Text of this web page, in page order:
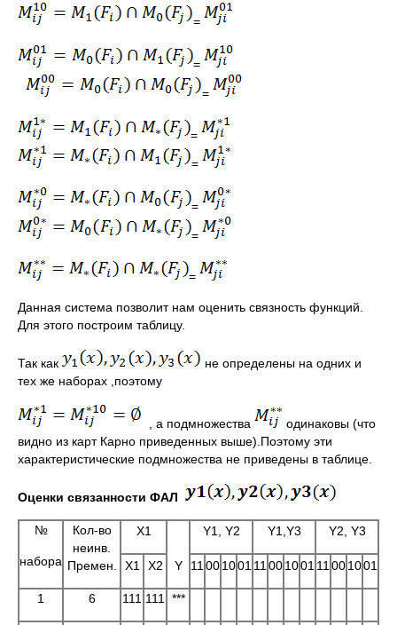
=
=
=
=
=
=
=
=
Данная система позволит нам оценить связность функций.
Для этого построим таблицу.
Так как
не определены на одних и
тех же наборах ,поэтому
, а подмножества
одинаковы (что
видно из карт Карно приведенных выше).Поэтому эти
характеристические подмножества не приведены в таблице.
Оценки связанности ФАЛ
№
набора
Кол-во
неинв.
Премен.
X1
Y
Y1, Y2 Y1,Y3 Y2, Y3
X1 X2 11 001001 11 001001 11 001001
1 6 111 111 ***